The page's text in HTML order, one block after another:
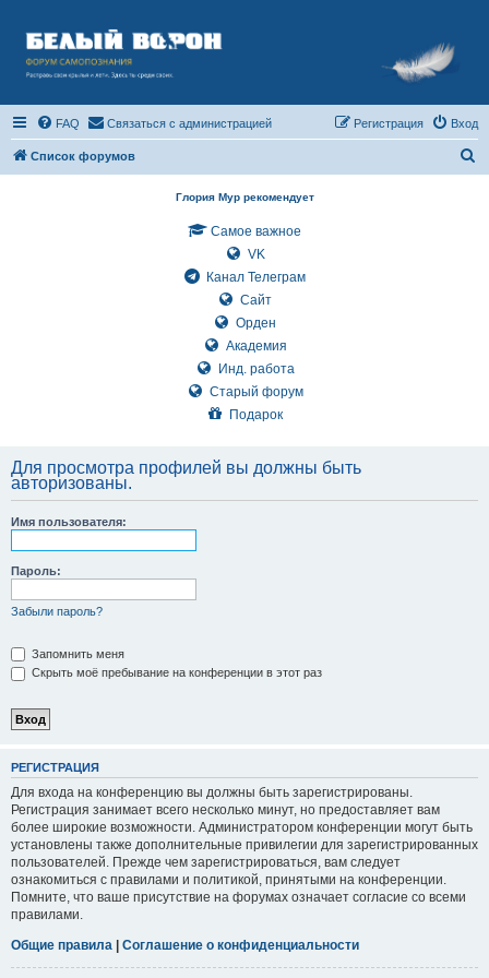
FAQ Связаться с администрацией Вход
Регистрация
Список форумов
Глория Мур рекомендует
Самое важное
VK
Канал Телеграм
Сайт
Орден
Академия
Инд. работа
Старый форум
Подарок
Для просмотра профилей вы должны быть
авторизованы.
Имя пользователя:
Пароль:
Забыли пароль?
Запомнить меня
Скрыть моё пребывание на конференции в этот раз
РЕГИСТРАЦИЯ
Для входа на конференцию вы должны быть зарегистрированы.
Регистрация занимает всего несколько минут, но предоставляет вам
более широкие возможности. Администратором конференции могут быть
установлены также дополнительные привилегии для зарегистрированных
пользователей. Прежде чем зарегистрироваться, вам следует
ознакомиться с правилами и политикой, принятыми на конференции.
Помните, что ваше присутствие на форумах означает согласие со всеми
правилами.
Общие правила
Соглашение о конфиденциальности